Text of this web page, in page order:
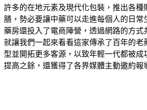
許多的在地元素及現代化包裝，推出各種
膳，勢必要讓中藥可以走進每個人的日常
藥房還投入了電商陣營，透過網路的方式
就讓我們一起來看看這家傳承了百年的老
型並開拓更多客源，以致年輕一代都被成
提高之餘，還獲得了各界媒體主動邀約報